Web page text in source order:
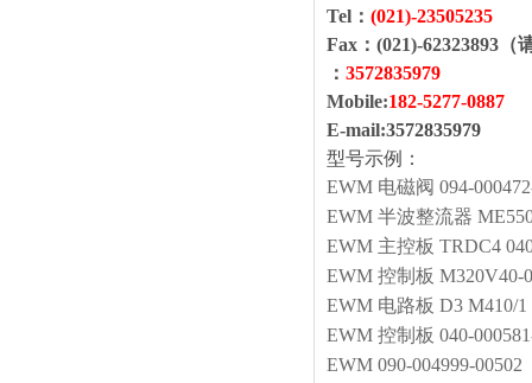
Tel： (021)-23505235
Fax：(021)-62323893（
： 3572835979
Mobile:182-5277-0887
E-mail:3572835979
型号示例：
EWM 电磁阀 094-
EWM 半波整流器
EWM 主控板 TRDC4
EWM 控制板 M320V40-
EWM 电路板 D3 M410/1
EWM 控制板 040-
EWM 090-004999-00502